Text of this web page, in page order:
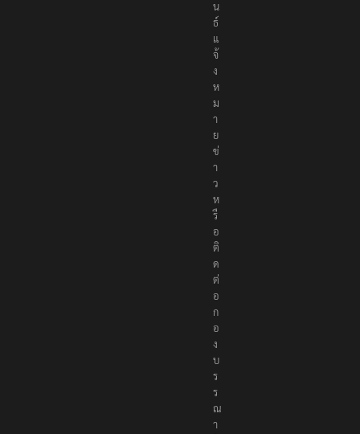
ม
พั
น
ธ์
แ
จ้
ง
ห
ม
า
ย
ข่
า
ว
ห
รื
อ
ติ
ด
ต่
อ
ก
อ
ง
บ
ร
ร